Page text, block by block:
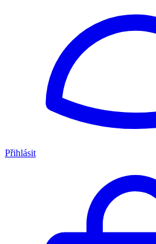
Přihlásit